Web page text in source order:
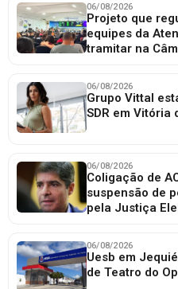
06/08/2026
Projeto que
equipes da
tramitar na
06/08/2026
Grupo Vittal
SDR em Vitória
06/08/2026
Coligação de
suspensão de
pela Justiça
06/08/2026
Uesb em
de Teatro do